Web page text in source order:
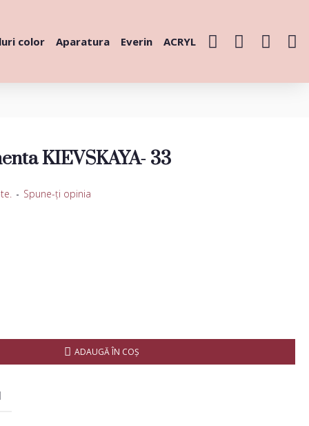
color Aparatura Everin ACRYL
KIEVSKAYA- 33
- Spune-ţi opinia
ADAUGĂ ÎN COŞ